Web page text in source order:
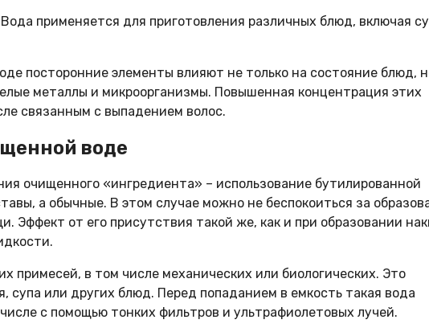
применяется для приготовления различных блюд, включая
посторонние элементы влияют не только на состояние блюд,
металлы и микроорганизмы. Повышенная концентрация этих
связанным с выпадением волос.
воде
очищенного «ингредиента» – использование бутилированной
а обычные. В этом случае можно не беспокоиться за
Эффект от его присутствия такой же, как и при образовании
примесей, в том числе механических или биологических. Это
супа или других блюд. Перед попаданием в емкость такая вода
с помощью тонких фильтров и ультрафиолетовых лучей.